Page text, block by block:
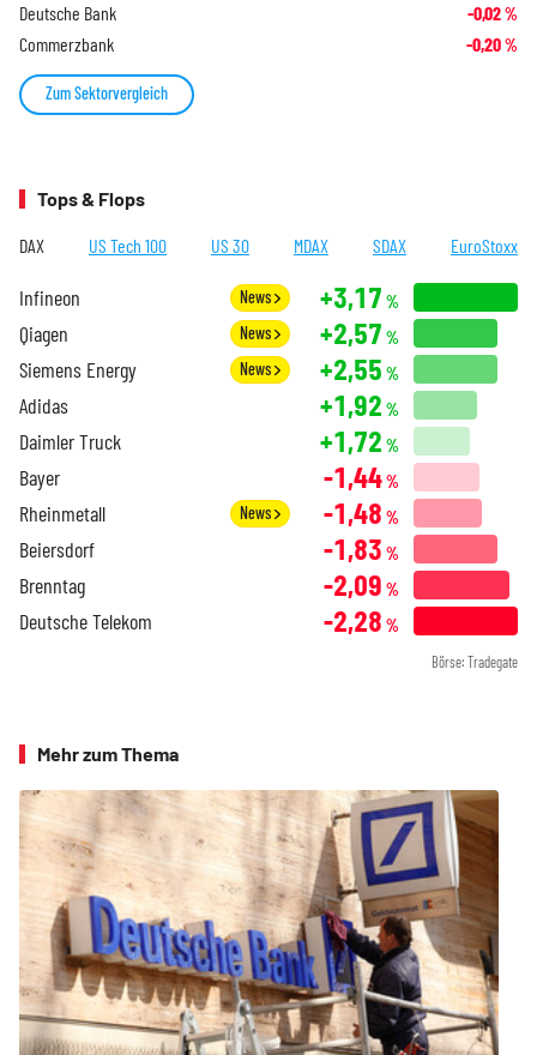
Deutsche Bank -0,02%
Commerzbank -0,20%
Zum Sektorvergleich
Tops & Flops
DAX US Tech 100 US 30 MDAX SDAX EuroStoxx
Infineon News +3,17 %
Qiagen News +2,57 %
Siemens Energy News +2,55 %
Adidas +1,92 %
Daimler Truck +1,72 %
Bayer -1,44%
Rheinmetall News -1,48 %
Beiersdorf -1,83 %
Brenntag -2,09 %
Deutsche Telekom -2,28 %
Börse: Tradegate
Mehr zum Thema